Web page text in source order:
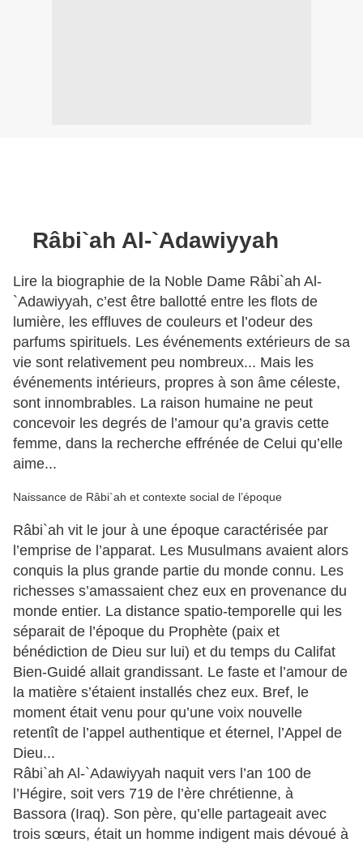
Râbi`ah Al-`Adawiyyah
Lire la biographie de la Noble Dame Râbi`ah Al-
`Adawiyyah, c’est être ballotté entre les flots de
lumière, les effluves de couleurs et l’odeur des
parfums spirituels. Les événements extérieurs de sa
vie sont relativement peu nombreux... Mais les
événements intérieurs, propres à son âme céleste,
sont innombrables. La raison humaine ne peut
concevoir les degrés de l’amour qu’a gravis cette
femme, dans la recherche effrénée de Celui qu’elle
aime...
Naissance de Râbi`ah et contexte social de l’époque
Râbi`ah vit le jour à une époque caractérisée par
l’emprise de l’apparat. Les Musulmans avaient alors
conquis la plus grande partie du monde connu. Les
richesses s’amassaient chez eux en provenance du
monde entier. La distance spatio-temporelle qui les
séparait de l’époque du Prophète (paix et
bénédiction de Dieu sur lui) et du temps du Califat
Bien-Guidé allait grandissant. Le faste et l’amour de
la matière s’étaient installés chez eux. Bref, le
moment était venu pour qu’une voix nouvelle
retentît de l’appel authentique et éternel, l’Appel de
Dieu...
Râbi`ah Al-`Adawiyyah naquit vers l’an 100 de
l’Hégire, soit vers 719 de l’ère chrétienne, à
Bassora (Iraq). Son père, qu’elle partageait avec
trois sœurs, était un homme indigent mais dévoué à